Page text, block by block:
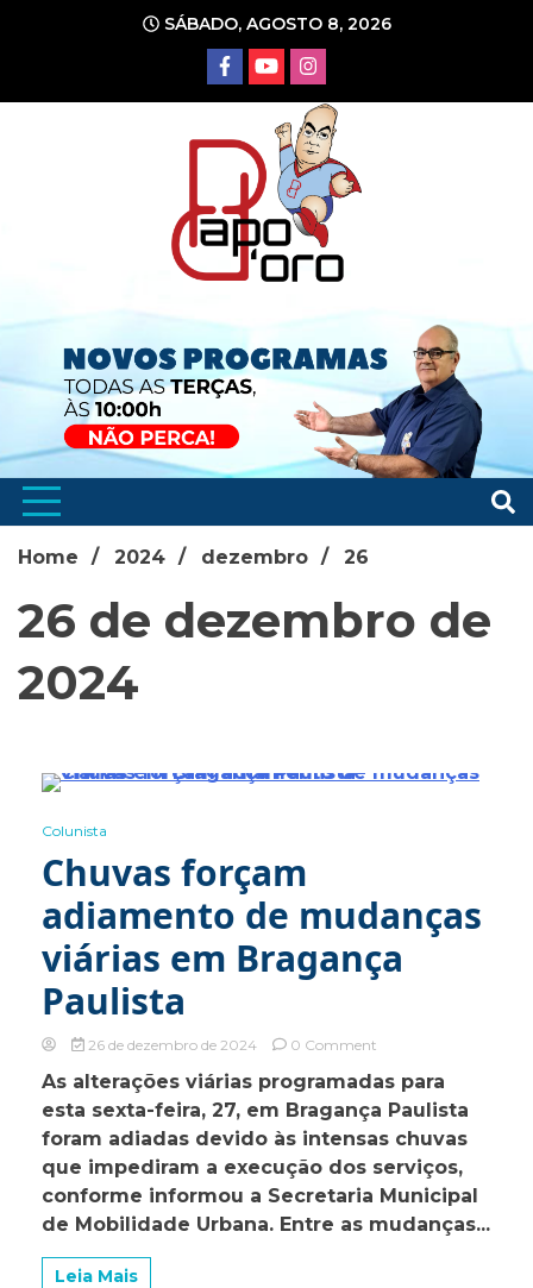
conteúdo
SÁBADO, AGOSTO 8, 2026
Home 2024 dezembro 26
26 de dezembro de
2024
Colunista
Chuvas forçam
adiamento de mudanças
viárias em Bragança
Paulista
26 de dezembro de 2024 0 Commenton
forçam
adiamento
mudanças
viárias
em
Bragança
Paulista
As alterações viárias programadas para
esta sexta-feira, 27, em Bragança Paulista
foram adiadas devido às intensas chuvas
que impediram a execução dos serviços,
conforme informou a Secretaria Municipal
de Mobilidade Urbana. Entre as mudanças...
Leia Mais